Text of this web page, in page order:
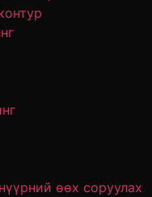
өөх соруулах